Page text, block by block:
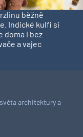
běžně
Indické kulfi si
doma i bez
a vajec
architektury a